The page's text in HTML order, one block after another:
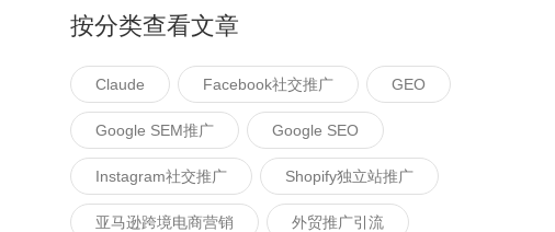
按分类查看文章
Claude Facebook社交推广 GEO
Google SEM推广 Google SEO
Instagram社交推广 Shopify独立站推广
亚马逊跨境电商营销 外贸推广引流